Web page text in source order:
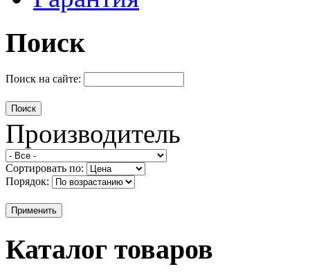
Поиск
Поиск на сайте:
Производитель
Сортировать по:
Порядок:
Каталог товаров